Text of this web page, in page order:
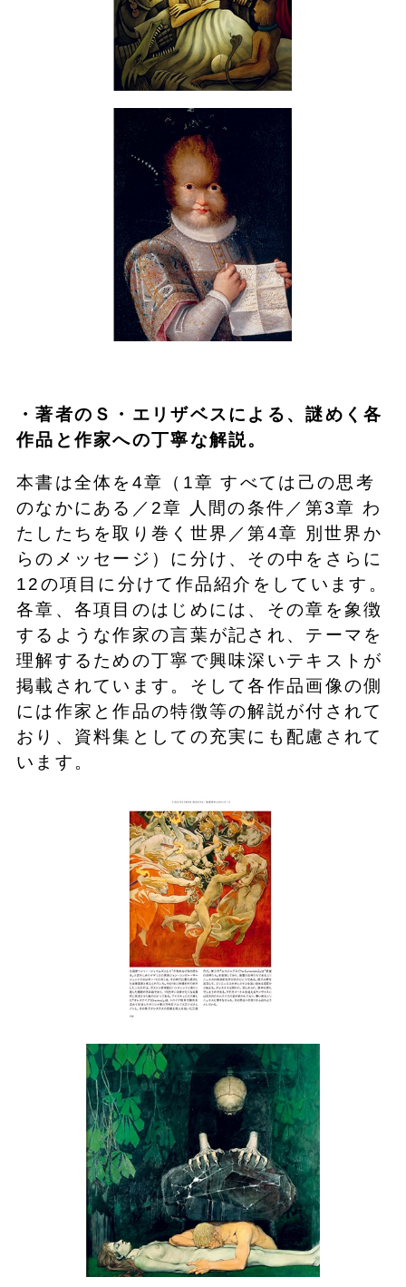
・著者のＳ・エリザベスによる、謎めく各
作品と作家への丁寧な解説。
本書は全体を4章（1章 すべては己の思考
のなかにある／2章 人間の条件／第3章 わ
たしたちを取り巻く世界／第4章 別世界か
らのメッセージ）に分け、その中をさらに
12の項目に分けて作品紹介をしています。
各章、各項目のはじめには、その章を象徴
するような作家の言葉が記され、テーマを
理解するための丁寧で興味深いテキストが
掲載されています。そして各作品画像の側
には作家と作品の特徴等の解説が付されて
おり、資料集としての充実にも配慮されて
います。